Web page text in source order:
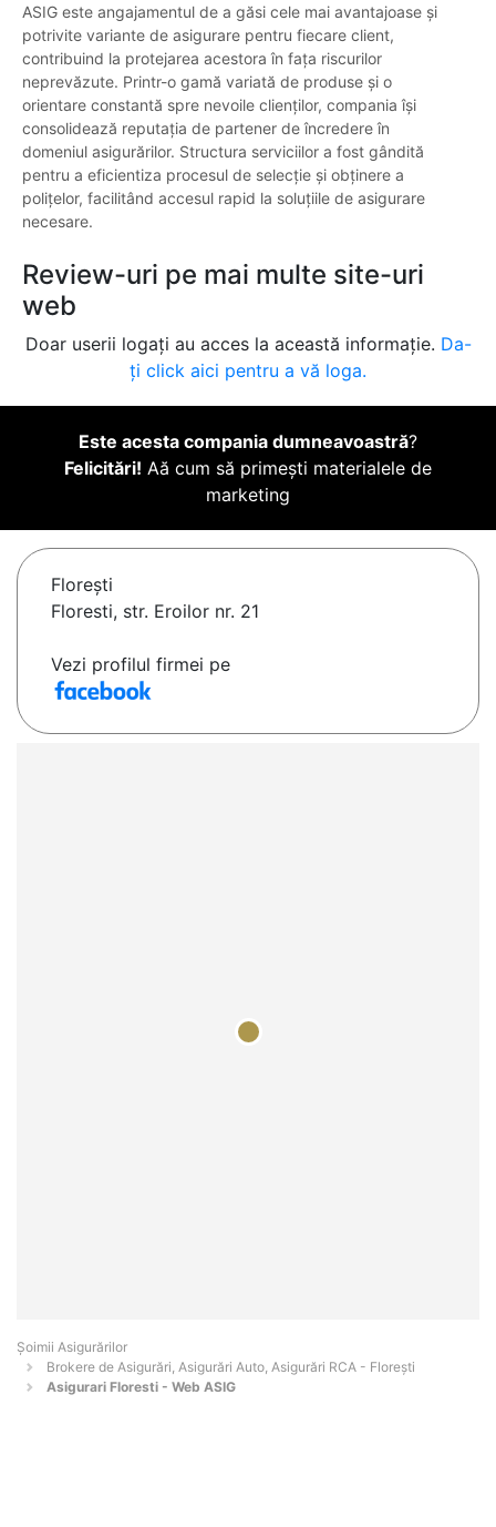
ASIG este angajamentul de a găsi cele mai avantajoase și
potrivite variante de asigurare pentru fiecare client,
contribuind la protejarea acestora în fața riscurilor
neprevăzute. Printr-o gamă variată de produse și o
orientare constantă spre nevoile clienților, compania își
consolidează reputația de partener de încredere în
domeniul asigurărilor. Structura serviciilor a fost gândită
pentru a eficientiza procesul de selecție și obținere a
polițelor, facilitând accesul rapid la soluțiile de asigurare
necesare.
Review-uri pe mai multe site-uri
web
Doar userii logați au acces la această informație. Da-
ți click aici pentru a vă loga.
Este acesta compania dumneavoastră?
Felicitări! Aă cum să primești materialele de
marketing
Floreşti
Floresti, str. Eroilor nr. 21
Vezi profilul firmei pe
Șoimii Asigurărilor
Brokere de Asigurări, Asigurări Auto, Asigurări RCA - Floreşti
Asigurari Floresti - Web ASIG